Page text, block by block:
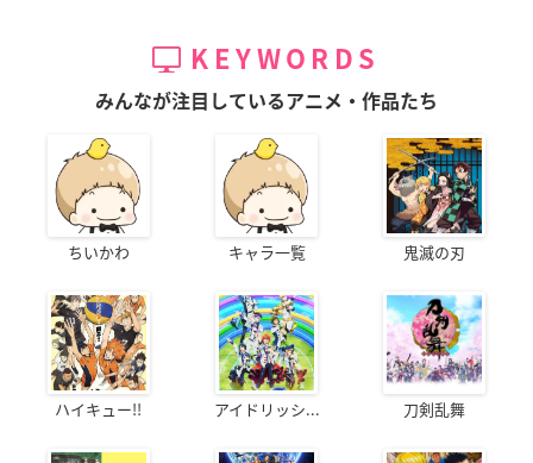
KEYWORDS
みんなが注目しているアニメ・作品たち
ちいかわ キャラ一覧 鬼滅の刃
ハイキュー!! アイドリッシ... 刀剣乱舞